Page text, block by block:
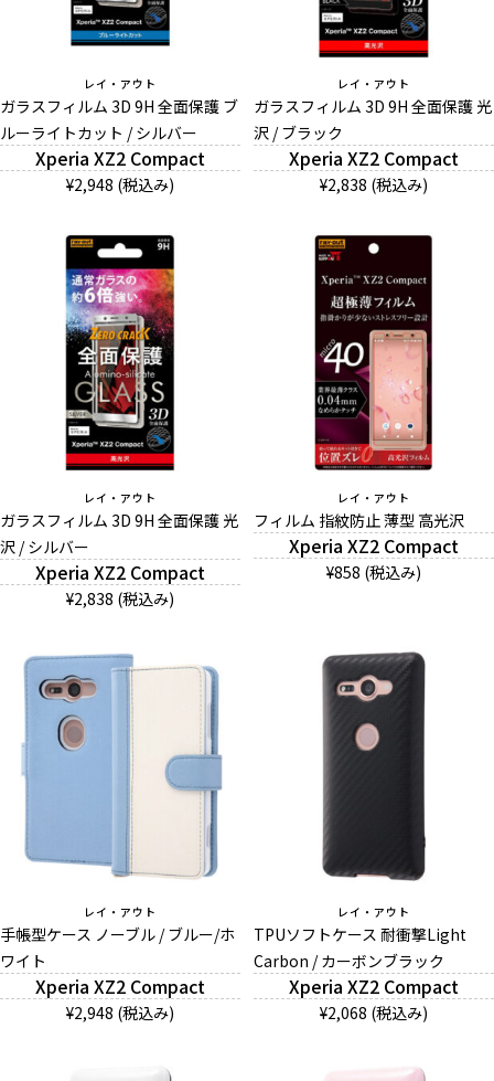
お問い合わせ（企業様）
レイ・アウト
ガラスフィルム 3D 9H 全面保護 ブ
ルーライトカット / シルバー
Xperia XZ2 Compact
¥2,948 (税込み)
レイ・アウト
ガラスフィルム 3D 9H 全面保護 光
沢 / ブラック
Xperia XZ2 Compact
¥2,838 (税込み)
レイ・アウト
ガラスフィルム 3D 9H 全面保護 光
沢 / シルバー
Xperia XZ2 Compact
¥2,838 (税込み)
レイ・アウト
フィルム 指紋防止 薄型 高光沢
Xperia XZ2 Compact
¥858 (税込み)
レイ・アウト
手帳型ケース ノーブル / ブルー/ホ
ワイト
Xperia XZ2 Compact
¥2,948 (税込み)
レイ・アウト
TPUソフトケース 耐衝撃Light
Carbon / カーボンブラック
Xperia XZ2 Compact
¥2,068 (税込み)